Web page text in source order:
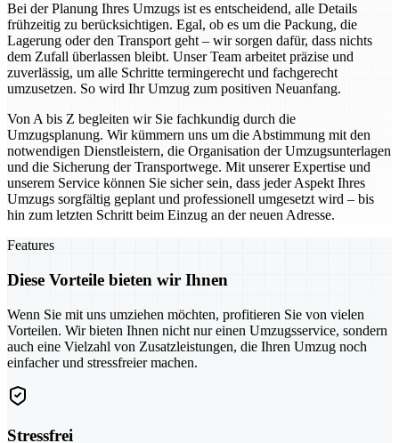
Bei der Planung Ihres Umzugs ist es entscheidend, alle Details
frühzeitig zu berücksichtigen. Egal, ob es um die Packung, die
Lagerung oder den Transport geht – wir sorgen dafür, dass nichts
dem Zufall überlassen bleibt. Unser Team arbeitet präzise und
zuverlässig, um alle Schritte termingerecht und fachgerecht
umzusetzen. So wird Ihr Umzug zum positiven Neuanfang.
Von A bis Z begleiten wir Sie fachkundig durch die
Umzugsplanung. Wir kümmern uns um die Abstimmung mit den
notwendigen Dienstleistern, die Organisation der Umzugsunterlagen
und die Sicherung der Transportwege. Mit unserer Expertise und
unserem Service können Sie sicher sein, dass jeder Aspekt Ihres
Umzugs sorgfältig geplant und professionell umgesetzt wird – bis
hin zum letzten Schritt beim Einzug an der neuen Adresse.
Features
Diese Vorteile bieten wir Ihnen
Wenn Sie mit uns umziehen möchten, profitieren Sie von vielen
Vorteilen. Wir bieten Ihnen nicht nur einen Umzugsservice, sondern
auch eine Vielzahl von Zusatzleistungen, die Ihren Umzug noch
einfacher und stressfreier machen.
Stressfrei